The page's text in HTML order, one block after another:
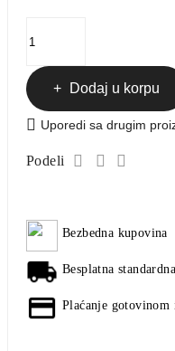
Dodaj u korpu
Uporedi sa drugim
Podeli
Bezbedna kupovina
Besplatna
Plaćanje